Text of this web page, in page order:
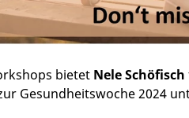
bietet Nele Schöfisch
Gesundheitswoche 2024